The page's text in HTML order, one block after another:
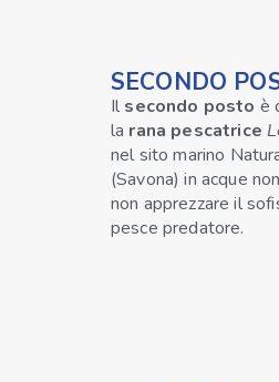
SECONDO
Il secondo posto è
la rana pescatrice
nel sito marino
(Savona) in acque
non apprezzare il
pesce predatore.